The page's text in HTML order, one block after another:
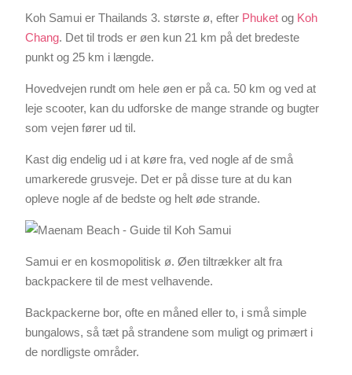
Koh Samui er Thailands 3. største ø, efter Phuket og Koh
Chang. Det til trods er øen kun 21 km på det bredeste
punkt og 25 km i længde.
Hovedvejen rundt om hele øen er på ca. 50 km og ved at
leje scooter, kan du udforske de mange strande og bugter
som vejen fører ud til.
Kast dig endelig ud i at køre fra, ved nogle af de små
umarkerede grusveje. Det er på disse ture at du kan
opleve nogle af de bedste og helt øde strande.
Samui er en kosmopolitisk ø. Øen tiltrækker alt fra
backpackere til de mest velhavende.
Backpackerne bor, ofte en måned eller to, i små simple
bungalows, så tæt på strandene som muligt og primært i
de nordligste områder.